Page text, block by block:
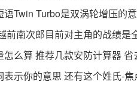
Twin Turbo是双涡轮增压的
前南次郎目前对主角的战绩是
么算 推荐几款安防计算器
示你的意思 还有这个姓氏-焦